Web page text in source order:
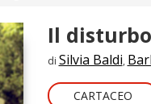
Il
di Silvia Baldi,
CARTACEO